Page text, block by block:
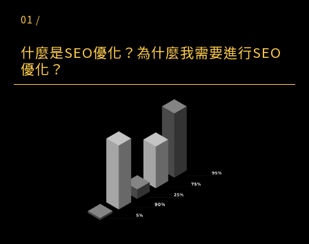
01 /
什麼是SEO優化？為什麼我需要進行SEO
優化？